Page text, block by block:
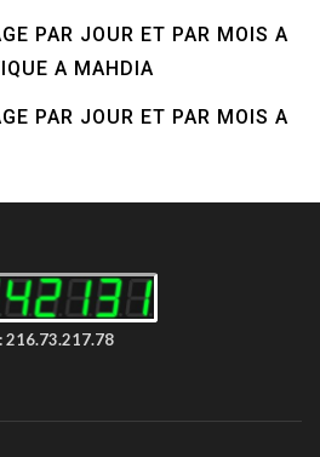
PAR JOUR ET PAR MOIS A
A MAHDIA
PAR JOUR ET PAR MOIS A
216.73.217.78